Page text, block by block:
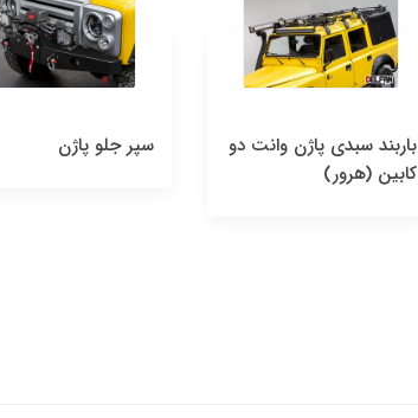
باربند سبدی پاژن وانت دو
کابین (هرور)
سپر جلو پاژن